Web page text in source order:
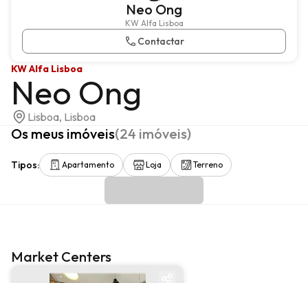
Neo Ong
KW Alfa Lisboa
Contactar
KW Alfa Lisboa
Neo Ong
Lisboa, Lisboa
Os meus imóveis(24 imóveis)
Tipos: Apartamento Loja Terreno
Market Centers
Market center